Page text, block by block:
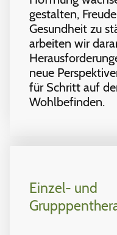
gestalten,
Gesundheit zu
arbeiten wir
neue
für Schritt auf
Wohlbefinden.
Einzel- und